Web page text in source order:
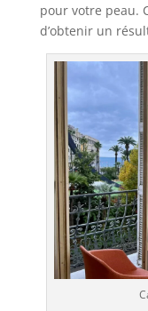
pour votre peau.
d’obtenir un